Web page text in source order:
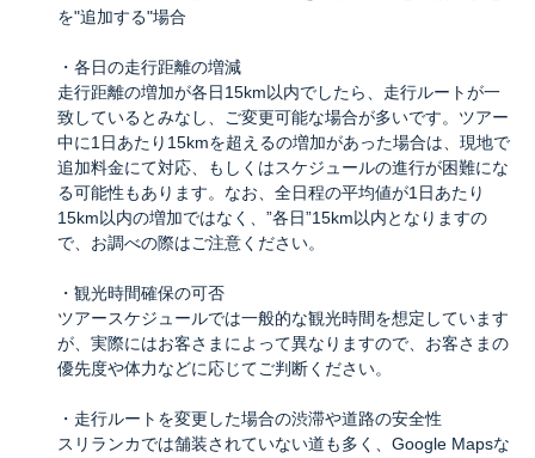
を"追加する"場合
・各日の走行距離の増減
走行距離の増加が各日15km以内でしたら、走行ルートが一
致しているとみなし、ご変更可能な場合が多いです。ツアー
中に1日あたり15kmを超えるの増加があった場合は、現地で
追加料金にて対応、もしくはスケジュールの進行が困難にな
る可能性もあります。なお、全日程の平均値が1日あたり
15km以内の増加ではなく、”各日”15km以内となりますの
で、お調べの際はご注意ください。
・観光時間確保の可否
ツアースケジュールでは一般的な観光時間を想定しています
が、実際にはお客さまによって異なりますので、お客さまの
優先度や体力などに応じてご判断ください。
・走行ルートを変更した場合の渋滞や道路の安全性
スリランカでは舗装されていない道も多く、Google Mapsな